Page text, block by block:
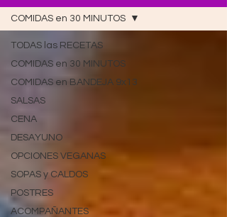
TODAS las RECETAS
COMIDAS en 30 MINUTOS
COMIDAS en BANDEJA 9x13
SALSAS
CENA
DESAYUNO
OPCIONES VEGANAS
SOPAS y CALDOS
POSTRES
ACOMPAÑANTES
COMIDAS en 30 MINUTOS